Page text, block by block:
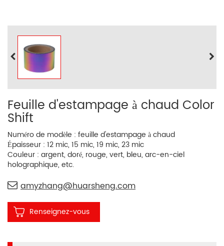
Feuille d'estampage à chaud Color
Shift
Numéro de modèle : feuille d'estampage à chaud
Épaisseur : 12 mic, 15 mic, 19 mic, 23 mic
Couleur : argent, doré, rouge, vert, bleu, arc-en-ciel
holographique, etc.
amyzhang@huarsheng.com
Renseignez-vous